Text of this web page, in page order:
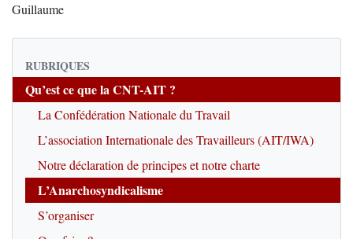
Guillaume
RUBRIQUES
Qu’est ce que la CNT-AIT ?
La Confédération Nationale du Travail
L’association Internationale des Travailleurs (AIT/IWA)
Notre déclaration de principes et notre charte
L’Anarchosyndicalisme
S’organiser